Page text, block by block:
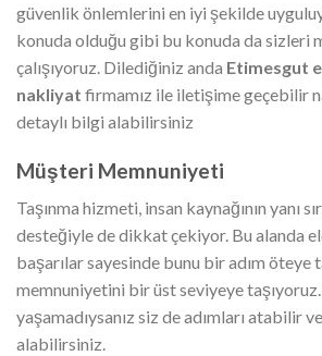
güvenlik önlemlerini en iyi şekilde
konuda olduğu gibi bu konuda da sizleri
çalışıyoruz. Dilediğiniz anda Etimesgut
nakliyat firmamız ile iletişime geçebilir
detaylı bilgi alabilirsiniz
Müşteri Memnuniyeti
Taşınma hizmeti, insan kaynağının yanı
desteğiyle de dikkat çekiyor. Bu alanda
başarılar sayesinde bunu bir adım öteye
memnuniyetini bir üst seviyeye
yaşamadıysanız siz de adımları atabilir
alabilirsiniz.